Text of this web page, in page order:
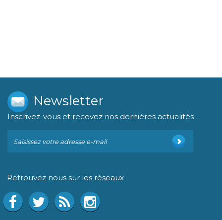
Newsletter
Inscrivez-vous et recevez nos dernières actualités
Retrouvez nous sur les réseaux